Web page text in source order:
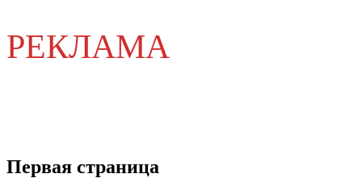
РЕКЛАМА
Первая страница